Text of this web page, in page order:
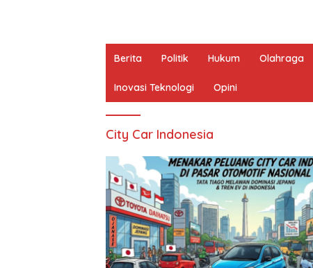
Berita Politik Hukum Olahraga
Inovasi Teknologi Opini
City Car Indonesia